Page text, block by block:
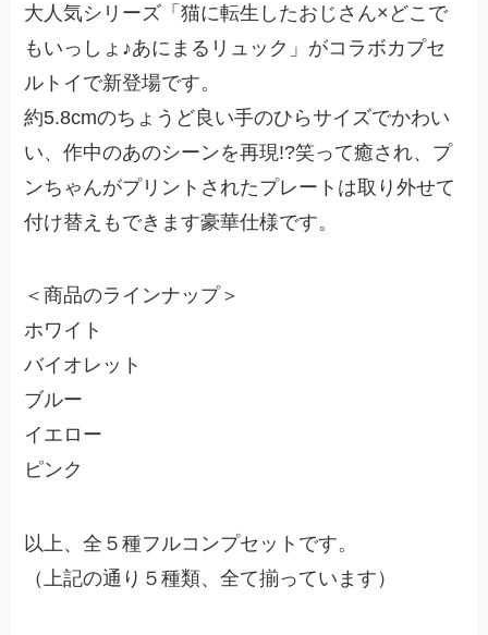
大人気シリーズ「猫に転生したおじさん×どこで
もいっしょ♪あにまるリュック」がコラボカプセ
ルトイで新登場です。
約5.8cmのちょうど良い手のひらサイズでかわい
い、作中のあのシーンを再現!?笑って癒され、プ
ンちゃんがプリントされたプレートは取り外せて
付け替えもできます豪華仕様です。
＜商品のラインナップ＞
ホワイト
バイオレット
ブルー
イエロー
ピンク
以上、全５種フルコンプセットです。
（上記の通り５種類、全て揃っています）